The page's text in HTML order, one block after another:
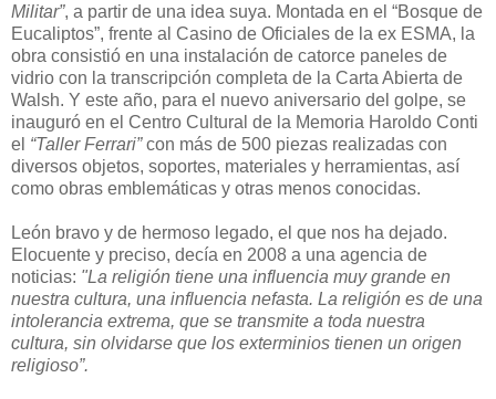
Militar”, a partir de una idea suya. Montada en el “Bosque de
Eucaliptos”, frente al Casino de Oficiales de la ex ESMA, la
obra consistió en una instalación de catorce paneles de
vidrio con la transcripción completa de la Carta Abierta de
Walsh. Y este año, para el nuevo aniversario del golpe, se
inauguró en el Centro Cultural de la Memoria Haroldo Conti
el “Taller Ferrari”con más de 500 piezas realizadas con
diversos objetos, soportes, materiales y herramientas, así
como obras emblemáticas y otras menos conocidas.
León bravo y de hermoso legado, el que nos ha dejado.
Elocuente y preciso, decía en 2008 a una agencia de
noticias: "La religión tiene una influencia muy grande en
nuestra cultura, una influencia nefasta. La religión es de una
intolerancia extrema, que se transmite a toda nuestra
cultura, sin olvidarse que los exterminios tienen un origen
religioso”.